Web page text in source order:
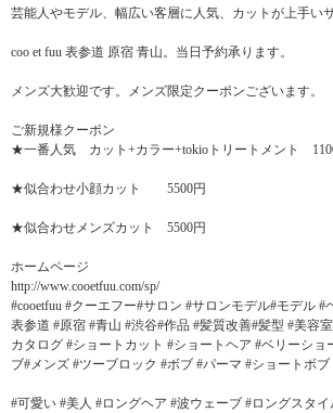
芸能人やモデル、幅広い客層に人気、カットが上手い
coo et fuu 表参道 原宿 青山。当日予約承ります。
メンズ大歓迎です。メンズ限定クーポンございます。
ご新規様クーポン
★一番人気 カット+カラー+tokioトリートメント
★似合わせ小顔カット 5500円
★似合わせメンズカット 5500円
ホームページ
http://www.cooetfuu.com/sp/
#cooetfuu #クーエフー#サロン #サロンモデル#モデル
表参道 #原宿 #青山 #渋谷#作品 #髪質改善#髪型 #美容
カタログ #ショートカット #ショートヘア #ベリーショ
ブ#メンズ #ツーブロック #ボブ #パーマ #ショートボブ
#可愛い #美人 #ロングヘア #波ウェーブ #ロングスタイ